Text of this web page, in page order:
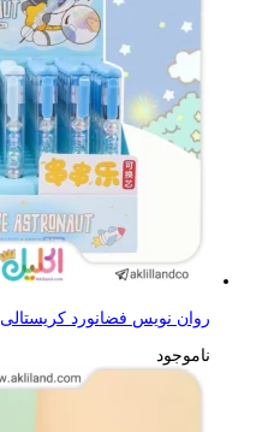
روان نویس فضانورد کریستالی
ناموجود